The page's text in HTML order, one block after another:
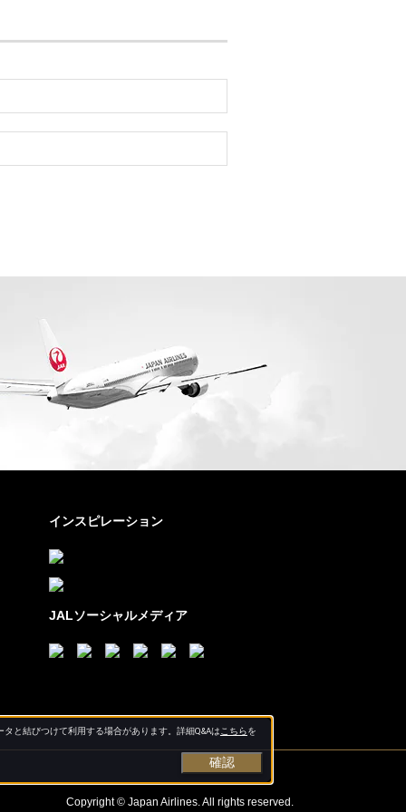
インスピレーション
JALソーシャルメディア
Copyright © Japan Airlines. All rights reserved.
と結びつけて利用する場合があります。詳細Q&Aは こちらを
確認